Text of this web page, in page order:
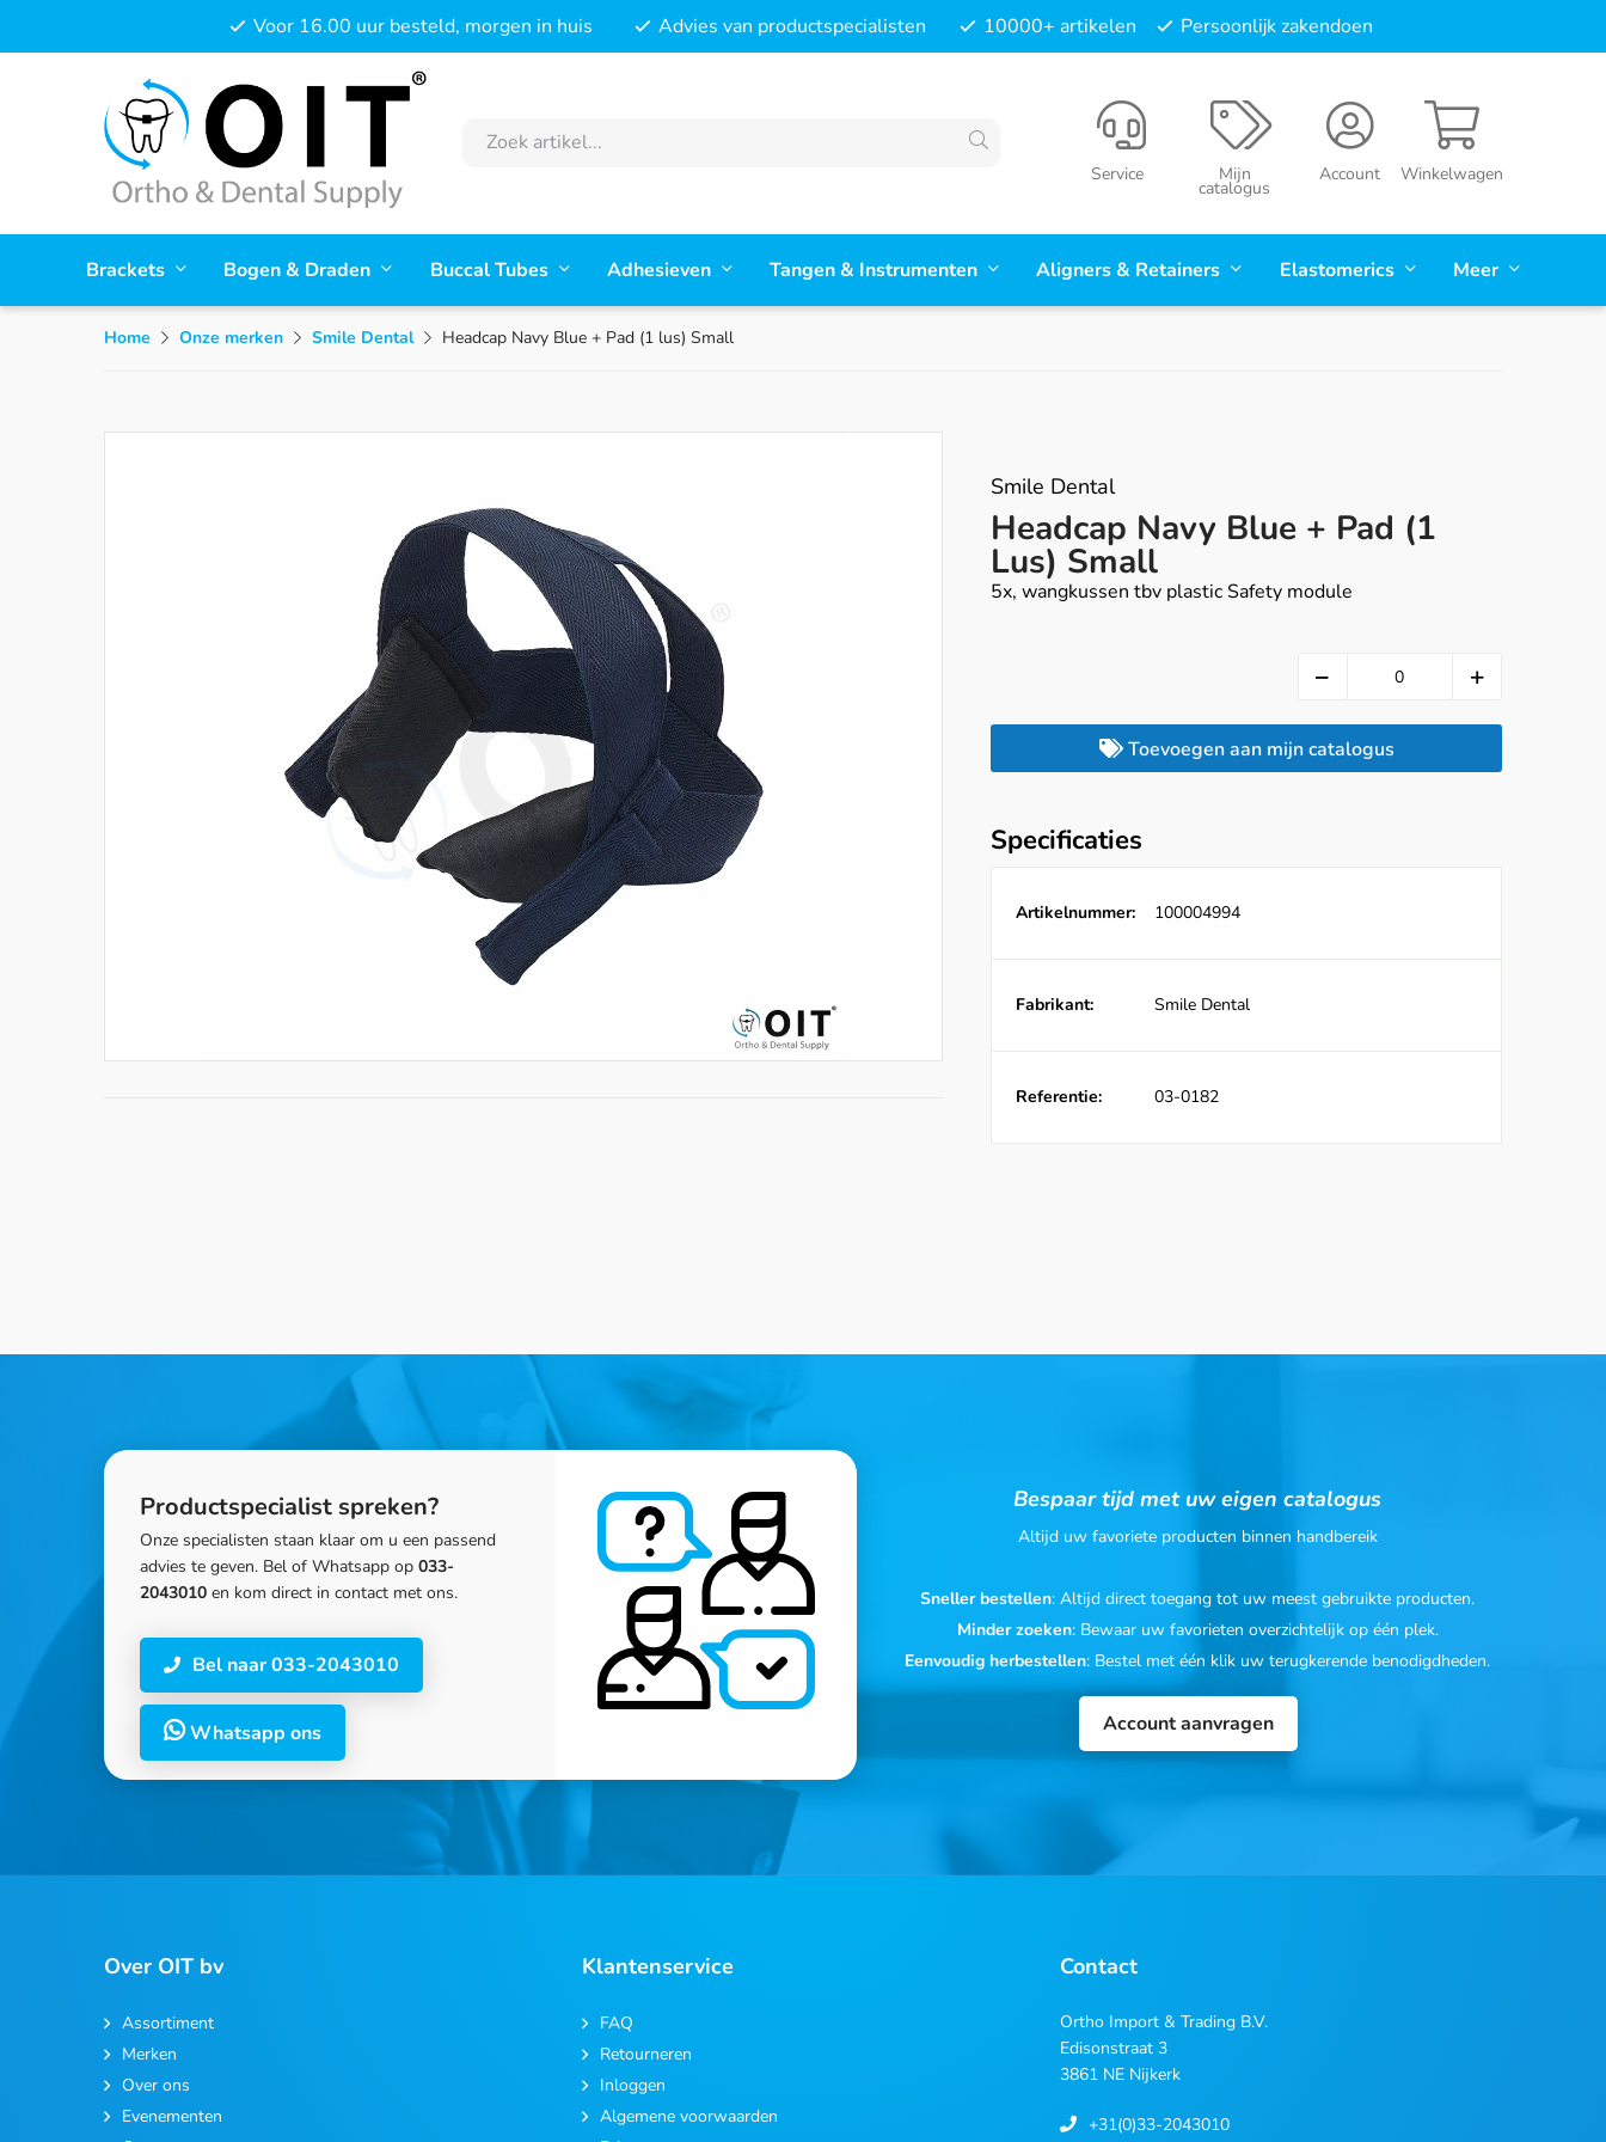
Voor 16.00 uur besteld, morgen in huis Advies van productspecialisten 10000+ artikelen Persoonlijk zakendoen
Winkelwagen
Account
Mijn
catalogus
Service
Brackets Bogen & Draden Buccal Tubes Adhesieven Tangen & Instrumenten Aligners & Retainers Elastomerics Meer
Home Onze merken Smile Dental Headcap Navy Blue + Pad (1 lus) Small
Smile Dental
Headcap Navy Blue + Pad (1
Lus) Small
5x, wangkussen tbv plastic Safety module
Toevoegen aan mijn catalogus
Specificaties
Artikelnummer: 100004994
Fabrikant: Smile Dental
Referentie: 03-0182
Productspecialist spreken?
Onze specialisten staan klaar om u een passend
advies te geven. Bel of Whatsapp op 033-
2043010 en kom direct in contact met ons.
Bel naar 033-2043010
Whatsapp ons
Bespaar tijd met uw eigen catalogus
Altijd uw favoriete producten binnen handbereik
Sneller bestellen: Altijd direct toegang tot uw meest gebruikte producten.
Minder zoeken: Bewaar uw favorieten overzichtelijk op één plek.
Eenvoudig herbestellen: Bestel met één klik uw terugkerende benodigdheden.
Account aanvragen
Over OIT bv
Assortiment
Merken
Over ons
Evenementen
Klantenservice
FAQ
Retourneren
Inloggen
Algemene voorwaarden
Contact
Ortho Import & Trading B.V.
Edisonstraat 3
3861 NE Nijkerk
+31(0)33-2043010